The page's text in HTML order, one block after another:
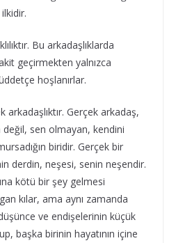
Bu arkadaşlıklarda
geçirmekten yalnızca
hoşlanırlar.
arkadaşlıktır. Gerçek arkadaş,
değil, sen olmayan, kendini
biridir. Gerçek bir
derdin, neşesi, senin neşendir.
kötü bir şey gelmesi
kılar, ama aynı zamanda
ve endişelerinin küçük
başka birinin hayatının içine